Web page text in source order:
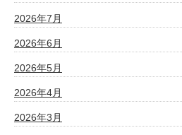
2026年7月
2026年6月
2026年5月
2026年4月
2026年3月